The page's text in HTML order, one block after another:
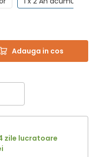
Adauga in cos
zile lucratoare